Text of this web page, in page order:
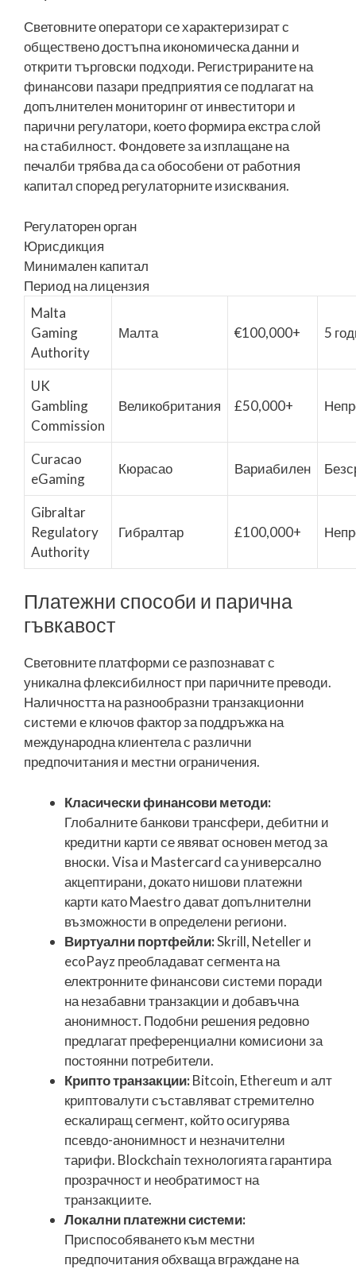
Световните оператори се характеризират с
обществено достъпна икономическа данни и
открити търговски подходи. Регистрираните на
финансови пазари предприятия се подлагат на
допълнителен мониторинг от инвеститори и
парични регулатори, което формира екстра слой
на стабилност. Фондовете за изплащане на
печалби трябва да са обособени от работния
капитал според регулаторните изисквания.
Регулаторен орган
Юрисдикция
Минимален капитал
Период на лицензия
Malta
Gaming
Authority
Малта €100,000+ 5
UK
Gambling
Commission
Великобритания £50,000+
Curacao
eGaming
Кюрасао Вариабилен
Gibraltar
Regulatory
Authority
Гибралтар £100,000+
Платежни способи и парична
гъвкавост
Световните платформи се разпознават с
уникална флексибилност при паричните преводи.
Наличността на разнообразни транзакционни
системи е ключов фактор за поддръжка на
международна клиентела с различни
предпочитания и местни ограничения.
Класически финансови методи:
Глобалните банкови трансфери, дебитни и
кредитни карти се явяват основен метод за
вноски. Visa и Mastercard са универсално
акцептирани, докато нишови платежни
карти като Maestro дават допълнителни
възможности в определени региони.
Виртуални портфейли:Skrill, Neteller и
ecoPayz преобладават сегмента на
електронните финансови системи поради
на незабавни транзакции и добавъчна
анонимност. Подобни решения редовно
предлагат преференциални комисиони за
постоянни потребители.
Крипто транзакции:Bitcoin, Ethereum и алт
криптовалути съставляват стремително
ескалиращ сегмент, който осигурява
псевдо-анонимност и незначителни
тарифи. Blockchain технологията гарантира
прозрачност и необратимост на
транзакциите.
Локални платежни системи:
Приспособяването към местни
предпочитания обхваща вграждане на